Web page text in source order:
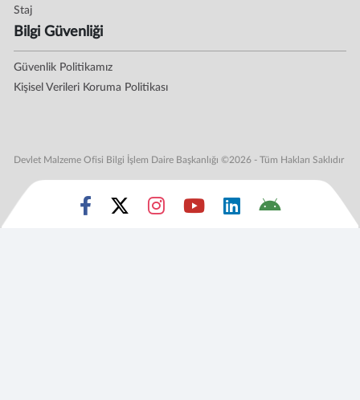
Staj
Bilgi Güvenliği
Güvenlik Politikamız
Kişisel Verileri Koruma Politikası
Devlet Malzeme Ofisi Bilgi İşlem Daire Başkanlığı ©2026 - Tüm Hakları Saklıdır